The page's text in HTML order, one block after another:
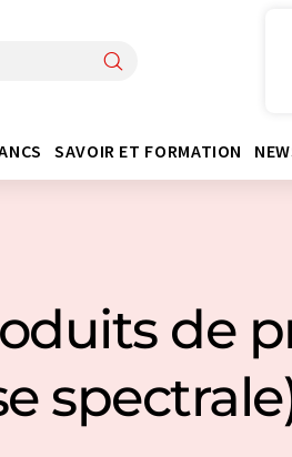
SAVOIR ET FORMATION
de